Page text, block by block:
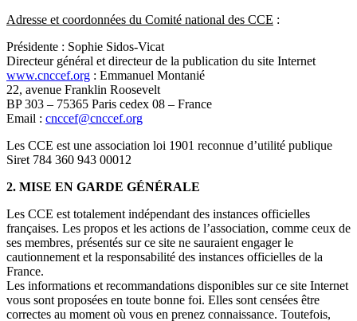
Adresse et coordonnées du Comité national des CCE :
Présidente : Sophie Sidos-Vicat
Directeur général et directeur de la publication du site Internet
www.cnccef.org : Emmanuel Montanié
22, avenue Franklin Roosevelt
BP 303 – 75365 Paris cedex 08 – France
Email : cnccef@cnccef.org
Les CCE est une association loi 1901 reconnue d’utilité publique
Siret 784 360 943 00012
2. MISE EN GARDE GÉNÉRALE
Les CCE est totalement indépendant des instances officielles
françaises. Les propos et les actions de l’association, comme ceux de
ses membres, présentés sur ce site ne sauraient engager le
cautionnement et la responsabilité des instances officielles de la
France.
Les informations et recommandations disponibles sur ce site Internet
vous sont proposées en toute bonne foi. Elles sont censées être
correctes au moment où vous en prenez connaissance. Toutefois,